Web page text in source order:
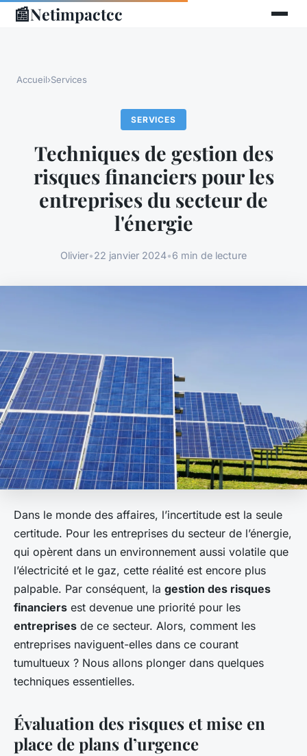
📰Netimpactcc
Accueil›Services
SERVICES
Techniques de gestion des
risques financiers pour les
entreprises du secteur de
l'énergie
Olivier•22 janvier 2024•6 min de lecture
Dans le monde des affaires, l’incertitude est la seule
certitude. Pour les entreprises du secteur de l’énergie,
qui opèrent dans un environnement aussi volatile que
l’électricité et le gaz, cette réalité est encore plus
palpable. Par conséquent, la gestion des risques
financiers est devenue une priorité pour les
entreprises de ce secteur. Alors, comment les
entreprises naviguent-elles dans ce courant
tumultueux ? Nous allons plonger dans quelques
techniques essentielles.
Évaluation des risques et mise en
place de plans d’urgence